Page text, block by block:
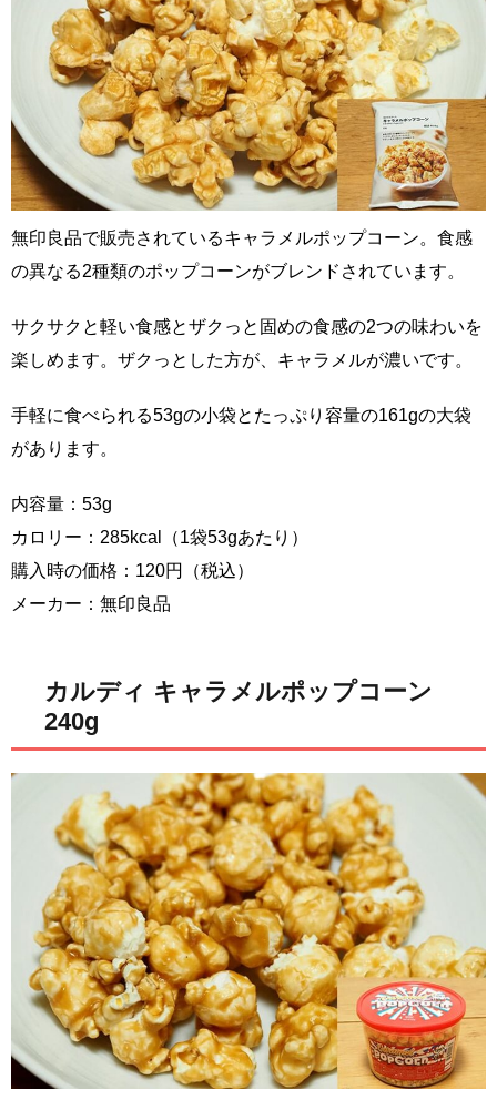
無印良品で販売されているキャラメルポップコーン。食感
の異なる2種類のポップコーンがブレンドされています。
サクサクと軽い食感とザクっと固めの食感の2つの味わいを
楽しめます。ザクっとした方が、キャラメルが濃いです。
手軽に食べられる53gの小袋とたっぷり容量の161gの大袋
があります。
内容量：53g
カロリー：285kcal（1袋53gあたり）
購入時の価格：120円（税込）
メーカー：無印良品
カルディ キャラメルポップコーン
240g